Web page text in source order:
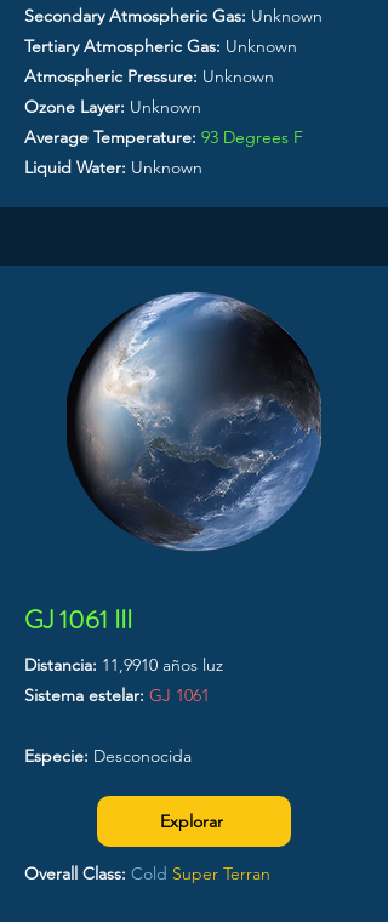
Secondary Atmospheric Gas: Unknown
Tertiary Atmospheric Gas: Unknown
Atmospheric Pressure: Unknown
Ozone Layer: Unknown
Average Temperature: 93 Degrees F
Liquid Water: Unknown
GJ 1061 III
Distancia: 11,9910 años luz
Sistema estelar: GJ 1061
Especie: Desconocida
Explorar
Overall Class: Cold Super Terran